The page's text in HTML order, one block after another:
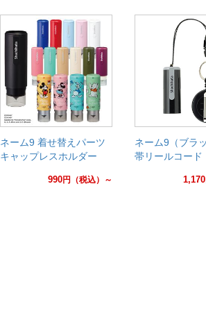
ネーム9 着せ替えパーツ
キャップレスホルダー
990円 （税込）～
ネーム9（ブラ
帯リールコード
1,170